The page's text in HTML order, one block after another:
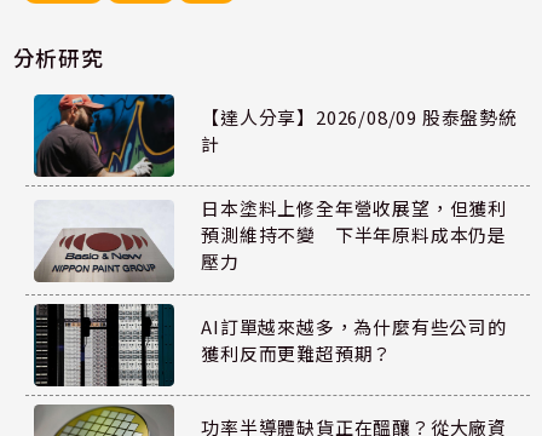
分析研究
【達人分享】2026/08/09 股泰盤勢統
計
日本塗料上修全年營收展望，但獲利
預測維持不變 下半年原料成本仍是
壓力
AI訂單越來越多，為什麼有些公司的
獲利反而更難超預期？
功率半導體缺貨正在醞釀？從大廠資